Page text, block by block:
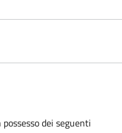
dei seguenti